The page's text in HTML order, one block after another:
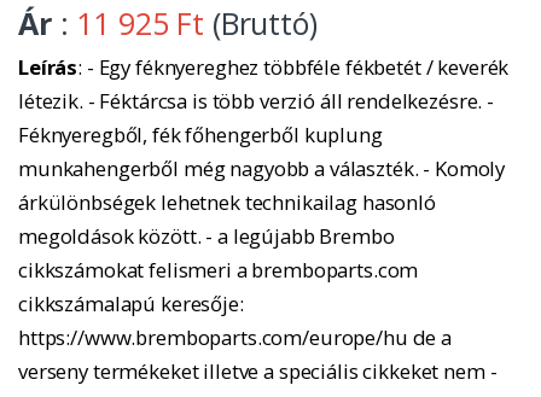
Ár : 11 925 Ft (Bruttó)
Leírás: - Egy féknyereghez többféle fékbetét / keverék
létezik. - Féktárcsa is több verzió áll rendelkezésre. -
Féknyeregből, fék főhengerből kuplung
munkahengerből még nagyobb a választék. - Komoly
árkülönbségek lehetnek technikailag hasonló
megoldások között. - a legújabb Brembo
cikkszámokat felismeri a bremboparts.com
cikkszámalapú keresője:
https://www.bremboparts.com/europe/hu de a
verseny termékeket illetve a speciális cikkeket nem -